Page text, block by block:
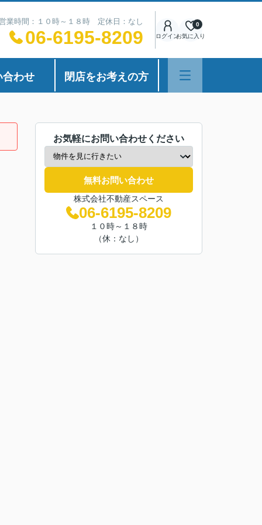
業時間：１０時～１８時 定休日：なし
06-6195-8209 ログインお気に入り
0
合わせ 閉店をお考えの方
お気軽にお問い合わせください
無料お問い合わせ
株式会社不動産スペース
06-6195-8209
１０時～１８時
（休：なし）